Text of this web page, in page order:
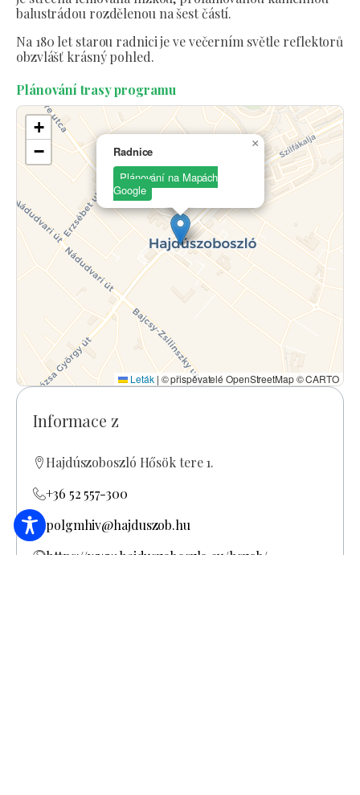
balustrádou rozdělenou na šest částí.
Na 180 let starou radnici je ve večerním světle reflektorů
obzvlášť krásný pohled.
Plánování trasy programu
Radnice
Plánování na Mapách
Google
×
+
−
Leták | © přispěvatelé OpenStreetMap © CARTO
Informace z
Hajdúszoboszló Hősök tere 1.
+36 52 557-300
polgmhiv@hajduszob.hu
https://www.hajduszoboszlo.eu/hszob/